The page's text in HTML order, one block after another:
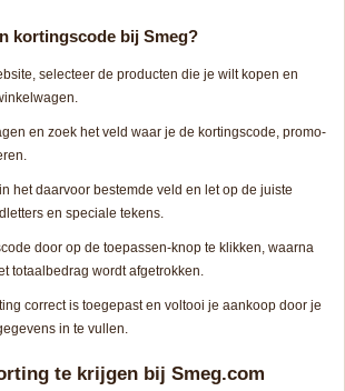
kortingscode bij Smeg?
selecteer de producten die je wilt kopen en
en zoek het veld waar je de kortingscode, promo-
het daarvoor bestemde veld en let op de juiste
en speciale tekens.
door op de toepassen-knop te klikken, waarna
totaalbedrag wordt afgetrokken.
correct is toegepast en voltooi je aankoop door je
in te vullen.
te krijgen bij Smeg.com